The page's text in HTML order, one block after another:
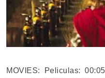
MOVIES: Peliculas: